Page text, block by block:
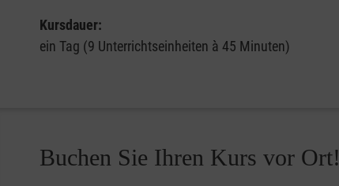
Kursdauer:
ein Tag (9 Unterrichtseinheiten à 45 Minuten)
Buchen Sie Ihren Kurs vor Ort!